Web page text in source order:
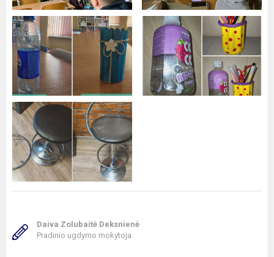
Daiva Zolubaitė Deksnienė
Pradinio ugdymo mokytoja